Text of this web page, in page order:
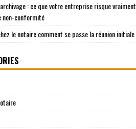
: ce que votre entreprise risque vraiment
non-conformité
le notaire comment se passe la réunion initiale